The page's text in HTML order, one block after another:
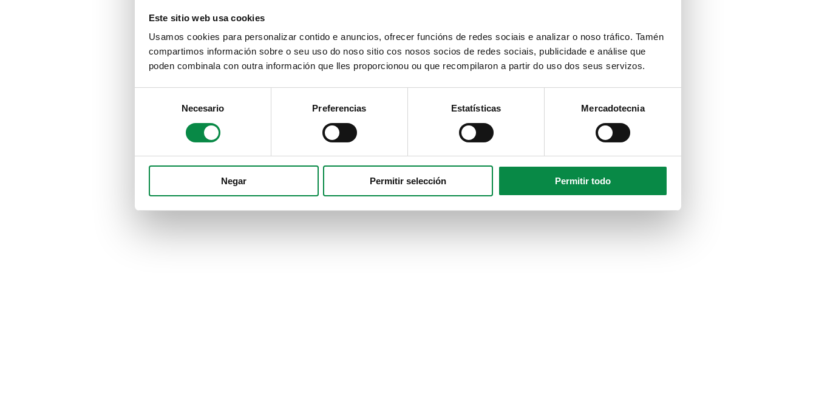
Este sitio web usa cookies
Usamos cookies para personalizar contido e anuncios, ofrecer funcións de redes sociais e analizar o noso tráfico. Tamén
compartimos información sobre o seu uso do noso sitio cos nosos socios de redes sociais, publicidade e análise que
poden combinala con outra información que lles proporcionou ou que recompilaron a partir do uso dos seus servizos.
Necesario Preferencias Estatísticas Mercadotecnia
Negar Permitir selección Permitir todo